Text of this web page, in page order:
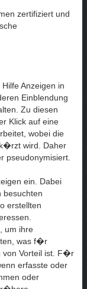
zertifiziert und
Anzeigen in
Einblendung
Zu diesen
Klick auf eine
wobei die
wird. Daher
pseudonymisiert.
ein. Dabei
besuchten
erstellten
um ihre
was f�r
von Vorteil ist. F�r
erfasste oder
oder